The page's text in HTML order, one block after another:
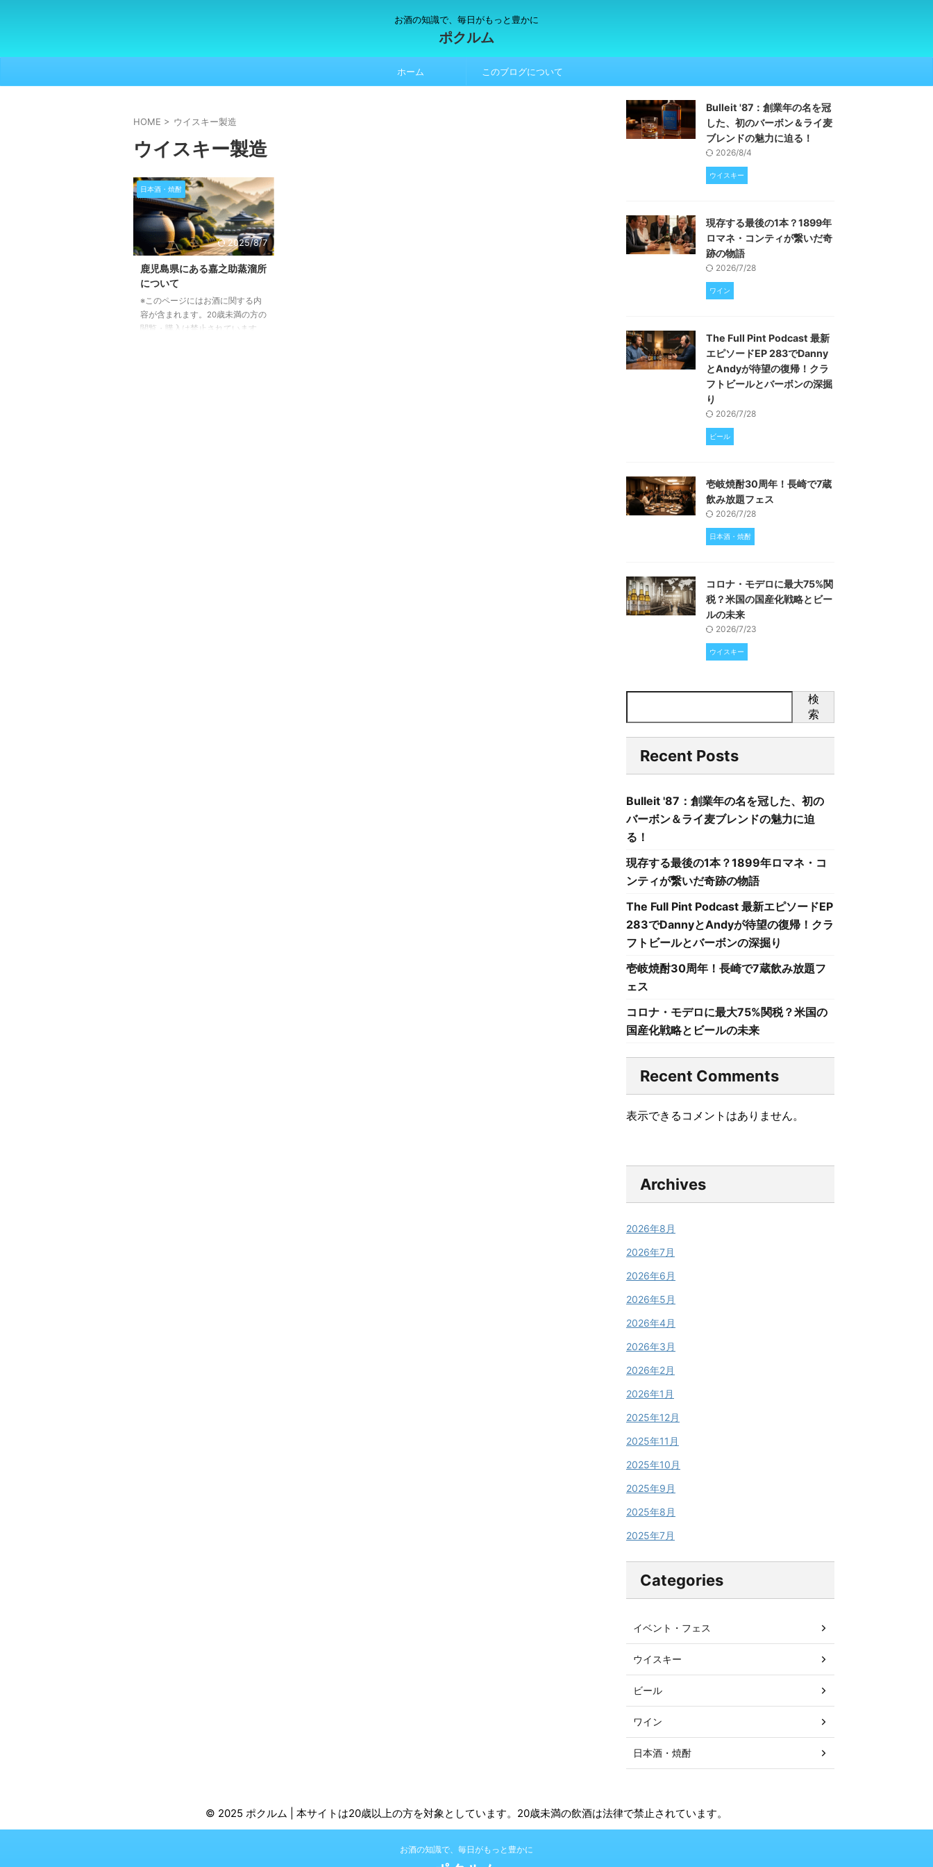
お酒の知識で、毎日がもっと豊かに
ポクルム
ホーム このブログについて
HOME > ウイスキー製造
ウイスキー製造
日本酒・焼酎
2025/8/7
鹿児島県にある嘉之助蒸溜所
について
※このページにはお酒に関する内
容が含まれます。20歳未満の方の
閲覧・購入は禁止されています。
Bulleit '87：創業年の名を冠
した、初のバーボン＆ライ麦
ブレンドの魅力に迫る！
2026/8/4
ウイスキー
現存する最後の1本？1899年
ロマネ・コンティが繋いだ奇
跡の物語
2026/7/28
ワイン
The Full Pint Podcast 最新
エピソードEP 283でDanny
とAndyが待望の復帰！クラ
フトビールとバーボンの深掘
り
2026/7/28
ビール
壱岐焼酎30周年！長崎で7蔵
飲み放題フェス
2026/7/28
日本酒・焼酎
コロナ・モデロに最大75%関
税？米国の国産化戦略とビー
ルの未来
2026/7/23
ウイスキー
検
索
Recent Posts
Bulleit '87：創業年の名を冠した、初の
バーボン＆ライ麦ブレンドの魅力に迫
る！
現存する最後の1本？1899年ロマネ・コ
ンティが繋いだ奇跡の物語
The Full Pint Podcast 最新エピソードEP
283でDannyとAndyが待望の復帰！クラ
フトビールとバーボンの深掘り
壱岐焼酎30周年！長崎で7蔵飲み放題フ
ェス
コロナ・モデロに最大75%関税？米国の
国産化戦略とビールの未来
Recent Comments
表示できるコメントはありません。
Archives
2026年8月
2026年7月
2026年6月
2026年5月
2026年4月
2026年3月
2026年2月
2026年1月
2025年12月
2025年11月
2025年10月
2025年9月
2025年8月
2025年7月
Categories
イベント・フェス
ウイスキー
ビール
ワイン
日本酒・焼酎
© 2025 ポクルム | 本サイトは20歳以上の方を対象としています。20歳未満の飲酒は法律で禁止されています。
お酒の知識で、毎日がもっと豊かに